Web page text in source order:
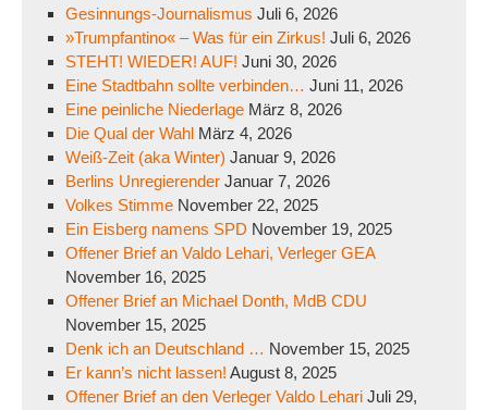
Gesinnungs-Journalismus Juli 6, 2026
»Trumpfantino« – Was für ein Zirkus! Juli 6, 2026
STEHT! WIEDER! AUF! Juni 30, 2026
Eine Stadtbahn sollte verbinden… Juni 11, 2026
Eine peinliche Niederlage März 8, 2026
Die Qual der Wahl März 4, 2026
Weiß-Zeit (aka Winter) Januar 9, 2026
Berlins Unregierender Januar 7, 2026
Volkes Stimme November 22, 2025
Ein Eisberg namens SPD November 19, 2025
Offener Brief an Valdo Lehari, Verleger GEA
November 16, 2025
Offener Brief an Michael Donth, MdB CDU
November 15, 2025
Denk ich an Deutschland … November 15, 2025
Er kann’s nicht lassen! August 8, 2025
Offener Brief an den Verleger Valdo Lehari Juli 29,